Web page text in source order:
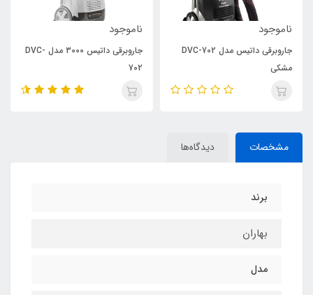
ناموجود
جاروبرقی داتیس مدل DVC-702
مشکی
ناموجود
جاروبرقی داتیس 3000 مدل DVC-
702
مشخصات دیدگاه‌ها
برند
بهاران
مدل